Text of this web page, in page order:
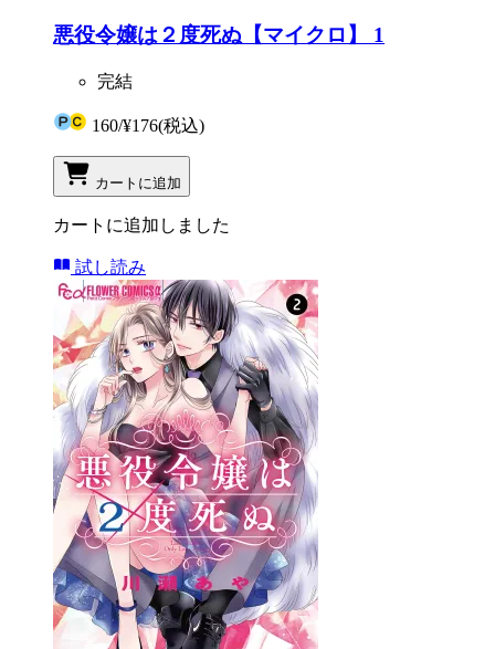
悪役令嬢は２度死ぬ【マイクロ】 1
完結
160/¥176(税込)
カートに追加
カートに追加しました
試し読み